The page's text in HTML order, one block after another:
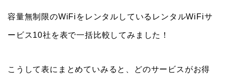
容量無制限のWiFiをレンタルしているレンタルWiFiサ
ービス10社を表で一括比較してみました！
こうして表にまとめていみると、どのサービスがお得